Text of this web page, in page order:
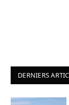
DERNIERS